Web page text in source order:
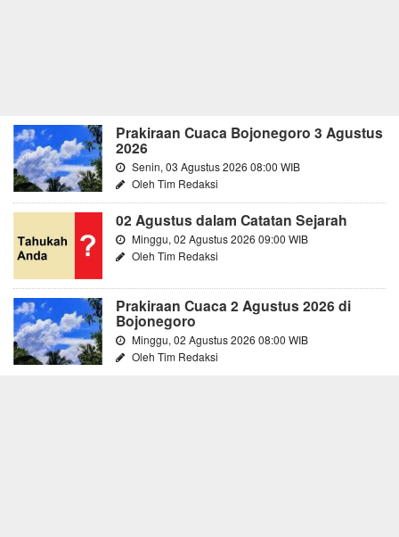
Prakiraan Cuaca Bojonegoro 3 Agustus
2026
Senin, 03 Agustus 2026 08:00 WIB
Oleh Tim Redaksi
02 Agustus dalam Catatan Sejarah
Minggu, 02 Agustus 2026 09:00 WIB
Oleh Tim Redaksi
Prakiraan Cuaca 2 Agustus 2026 di
Bojonegoro
Minggu, 02 Agustus 2026 08:00 WIB
Oleh Tim Redaksi